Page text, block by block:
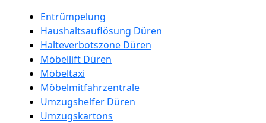
Entrümpelung
Haushaltsauflösung Düren
Halteverbotszone Düren
Möbellift Düren
Möbeltaxi
Möbelmitfahrzentrale
Umzugshelfer Düren
Umzugskartons